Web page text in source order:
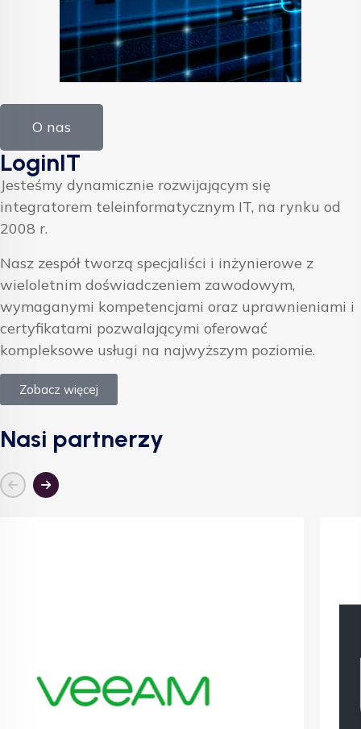
O nas
LoginIT
Jesteśmy dynamicznie rozwijającym się
integratorem teleinformatycznym IT, na rynku od
2008 r.
Nasz zespół tworzą specjaliści i inżynierowe z
wieloletnim doświadczeniem zawodowym,
wymaganymi kompetencjami oraz uprawnieniami i
certyfikatami pozwalającymi oferować
kompleksowe usługi na najwyższym poziomie.
Zobacz więcej
Nasi partnerzy